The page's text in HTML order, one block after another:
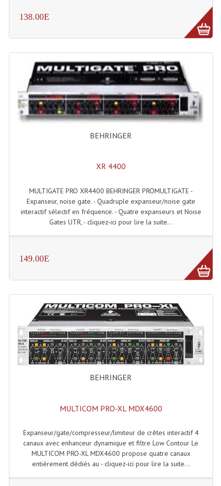
Enceintes Hifi
Enceintes Monitoring
Filtres Actifs, Correcteurs
Filtres Passifs
Haut-Parleurs Amplis Guitare
Moteurs Pavillons Pour Enceinte
Lecteurs Cd À Plats Lecteur MP3
Lecteurs Double Cd Mixage Intégrée
Lecteurs Double Cd MP3
Digital Package Et Logiciel
Enregistreur Numérique
Platines Dvd Pour Dj
138.00E
BEHRINGER
XR 4400
MULTIGATE PRO XR4400 BEHRINGER PROMULTIGATE -
Expanseur, noise gate. - Quadruple expanseur/noise gate
interactif sélectif en fréquence. - Quatre expanseurs et Noise
Gates UTR, - cliquez-ici pour lire la suite...
149.00E
BEHRINGER
MULTICOM PRO-XL MDX4600
Expanseur/gate/compresseur/limiteur de crêtes interactif 4
canaux avec enhanceur dynamique et filtre Low Contour Le
MULTICOM PRO-XL MDX4600 propose quatre canaux
entièrement dédiés au - cliquez-ici pour lire la suite...